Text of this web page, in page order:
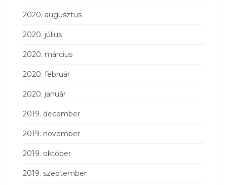
2020. augusztus
2020. július
2020. március
2020. február
2020. január
2019. december
2019. november
2019. október
2019. szeptember